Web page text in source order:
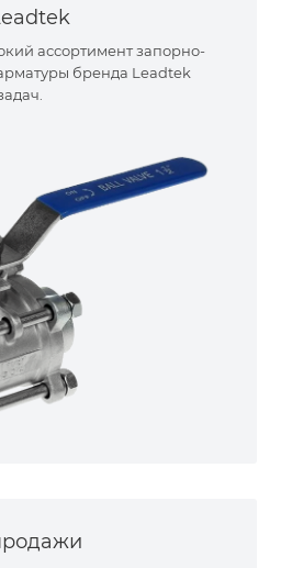
ассортимент запорно-
бренда Leadtek